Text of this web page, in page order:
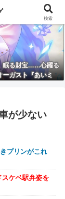
眠る財宝……心躍る
ーガスト『あいミ
が少ない
プリンがこれ
スケベ駅弁姿を
検索